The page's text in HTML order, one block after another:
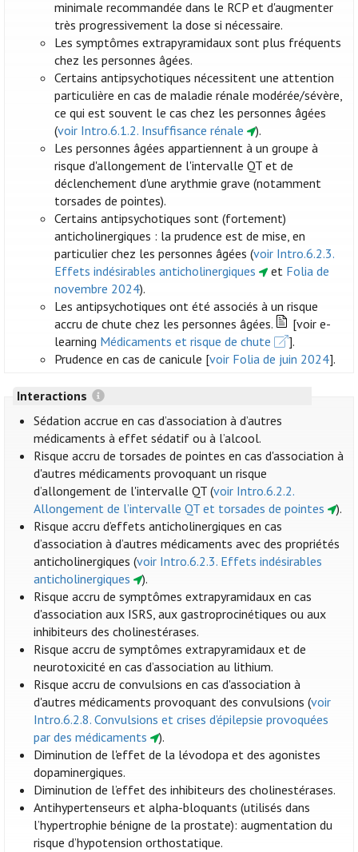
minimale recommandée dans le RCP et d'augmenter
très progressivement la dose si nécessaire.
Les symptômes extrapyramidaux sont plus fréquents
chez les personnes âgées.
Certains antipsychotiques nécessitent une attention
particulière en cas de maladie rénale modérée/sévère,
ce qui est souvent le cas chez les personnes âgées
(voir Intro.6.1.2. Insuffisance rénale
).
Les personnes âgées appartiennent à un groupe à
risque d'allongement de l'intervalle QT et de
déclenchement d'une arythmie grave (notamment
torsades de pointes).
Certains antipsychotiques sont (fortement)
anticholinergiques : la prudence est de mise, en
particulier chez les personnes âgées (voir Intro.6.2.3.
Effets indésirables anticholinergiques
et Folia de
novembre 2024).
Les antipsychotiques ont été associés à un risque
accru de chute chez les personnes âgées.
[voir e-
learning Médicaments et risque de chute
].
Prudence en cas de canicule [voir Folia de juin 2024].
Interactions
Sédation accrue en cas d’association à d’autres
médicaments à effet sédatif ou à l’alcool.
Risque accru de torsades de pointes en cas d'association à
d'autres médicaments provoquant un risque
d’allongement de l'intervalle QT (voir Intro.6.2.2.
Allongement de l’intervalle QT et torsades de pointes
).
Risque accru d’effets anticholinergiques en cas
d’association à d’autres médicaments avec des propriétés
anticholinergiques (voir Intro.6.2.3. Effets indésirables
anticholinergiques
).
Risque accru de symptômes extrapyramidaux en cas
d'association aux ISRS, aux gastroprocinétiques ou aux
inhibiteurs des cholinestérases.
Risque accru de symptômes extrapyramidaux et de
neurotoxicité en cas d’association au lithium.
Risque accru de convulsions en cas d'association à
d'autres médicaments provoquant des convulsions (voir
Intro.6.2.8. Convulsions et crises d’épilepsie provoquées
par des médicaments
).
Diminution de l'effet de la lévodopa et des agonistes
dopaminergiques.
Diminution de l’effet des inhibiteurs des cholinestérases.
Antihypertenseurs et alpha-bloquants (utilisés dans
l’hypertrophie bénigne de la prostate): augmentation du
risque d’hypotension orthostatique.